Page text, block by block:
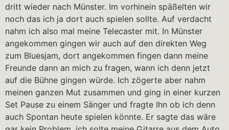
dritt wieder nach Münster. Im vorhinein späßelten wir
noch das ich ja dort auch spielen sollte. Auf verdacht
nahm ich also mal meine Telecaster mit. In Münster
angekommen gingen wir auch auf den direkten Weg
zum Bluesjam, dort angekommen fingen dann meine
Freunde dann an mich zu fragen, wann ich denn jetzt
auf die Bühne gingen würde. Ich zögerte aber nahm
meinen ganzen Mut zusammen und ging in einer kurzen
Set Pause zu einem Sänger und fragte Ihn ob ich denn
auch Spontan heute spielen könnte. Er sagte das wäre